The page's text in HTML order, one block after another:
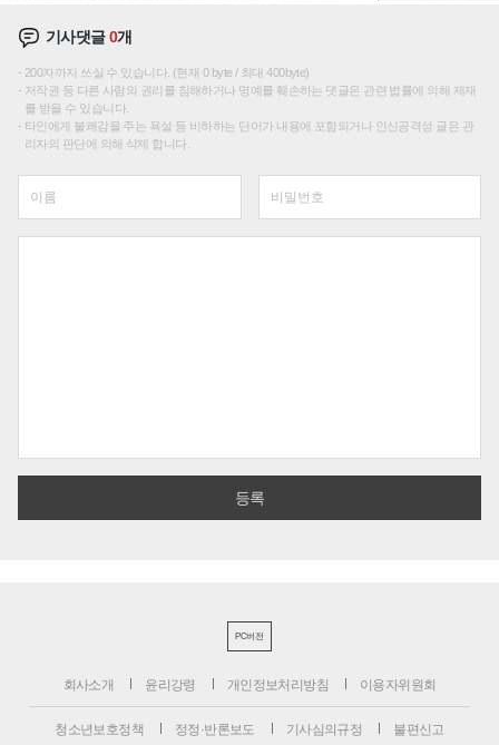
기사댓글0개
200자까지 쓰실 수 있습니다. (현재 0 byte / 최대 400byte)
저작권 등 다른 사람의 권리를 침해하거나 명예를 훼손하는 댓글은 관련 법률에 의해 제재
를 받을 수 있습니다.
타인에게 불쾌감을 주는 욕설 등 비하하는 단어가 내용에 포함되거나 인신공격성 글은 관
리자의 판단에 의해 삭제 합니다.
PC버전
회사소개 윤리강령 개인정보처리방침 이용자위원회
청소년보호정책 정정·반론보도 기사심의규정 불편신고